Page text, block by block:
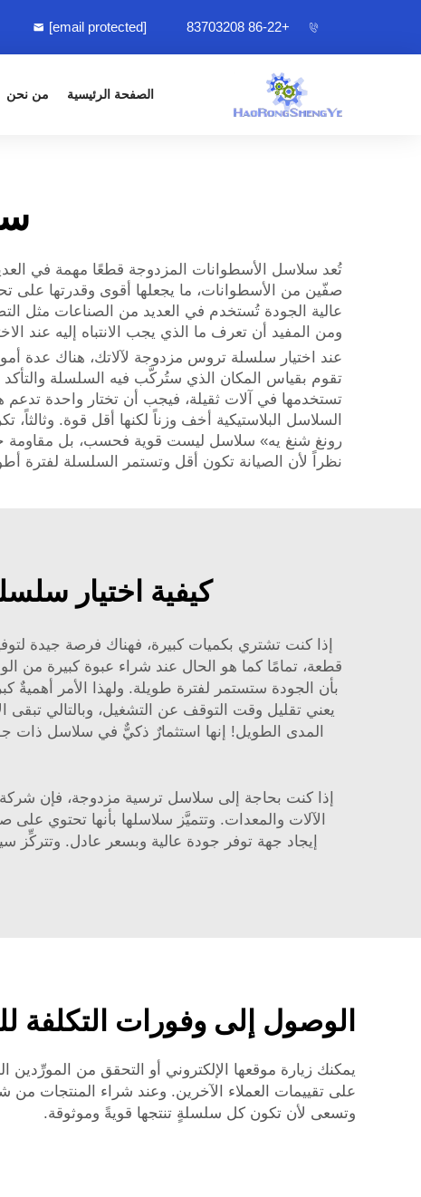
+86-22 83703208
[email protected]
الصفحة الرئيسية من نحن
تُعد سلاسل الأسطوانات المزدوجة قطعًا مهمة في
صفّين من الأسطوانات، ما يجعلها أقوى وقدرتها على
ومن المفيد أن تعرف ما الذي يجب الانتباه إليه عند
عند اختيار سلسلة تروس مزدوجة لآلاتك، هناك عدة
تقوم بقياس المكان الذي ستُركَّب فيه السلسلة
تستخدمها في آلات ثقيلة، فيجب أن تختار واحدة تدعم
السلاسل البلاستيكية أخف وزناً لكنها أقل قوة.
رونغ شنغ يه» سلاسل ليست قوية فحسب، بل مقاومة
نظراً لأن الصيانة تكون أقل وتستمر السلسلة لفترة
كيفية اختيار
إذا كنت تشتري بكميات كبيرة، فهناك فرصة جيدة
قطعة، تمامًا كما هو الحال عند شراء عبوة كبيرة من
بأن الجودة ستستمر لفترة طويلة. ولهذا الأمر
يعني تقليل وقت التوقف عن التشغيل، وبالتالي تبقى
المدى الطويل! إنها استثمارٌ ذكيٌّ في سلاسل ذات
إذا كنت بحاجة إلى سلاسل ترسية مزدوجة، فإن
الآلات والمعدات. وتتميَّز سلاسلها بأنها تحتوي
إيجاد جهة توفر جودة عالية وبسعر عادل. وتتركِّز
الوصول إلى وفورات التكلفة
يمكنك زيارة موقعها الإلكتروني أو التحقق من المورِّدين
على تقييمات العملاء الآخرين. وعند شراء المنتجات
وتسعى لأن تكون كل سلسلةٍ تنتجها قويةً وموثوقة.